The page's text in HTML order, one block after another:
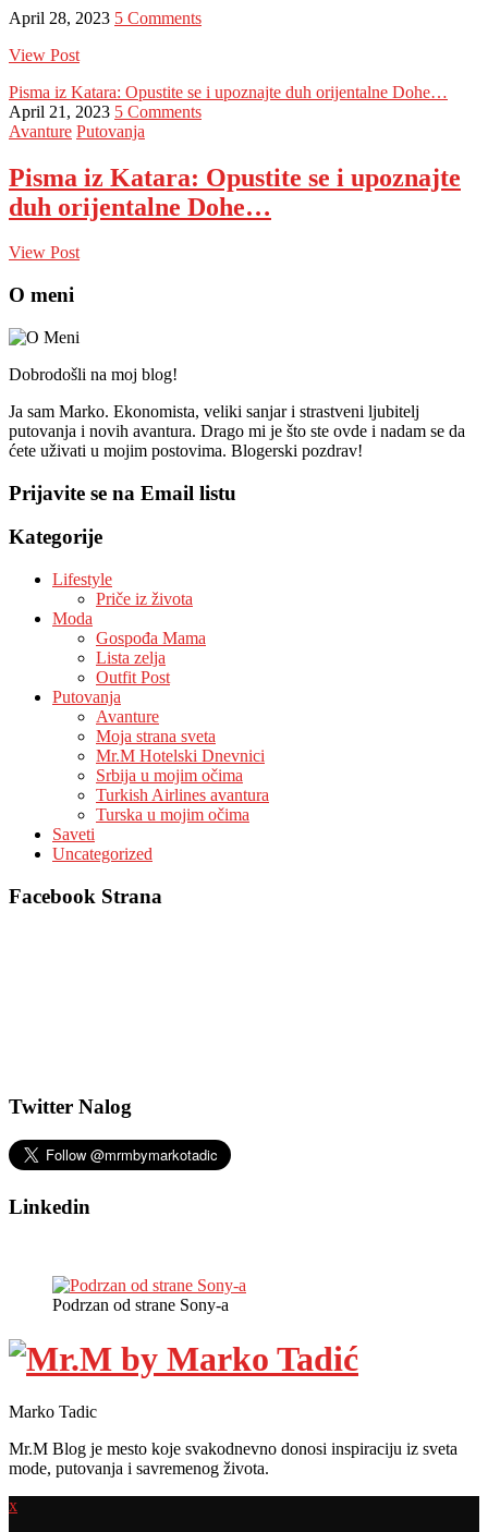
April 28, 2023 5 Comments
View Post
Pisma iz Katara: Opustite se i upoznajte duh orijentalne Dohe…
April 21, 2023 5 Comments
Avanture Putovanja
Pisma iz Katara: Opustite se i upoznajte
duh orijentalne Dohe…
View Post
O meni
Dobrodošli na moj blog!
Ja sam Marko. Ekonomista, veliki sanjar i strastveni ljubitelj
putovanja i novih avantura. Drago mi je što ste ovde i nadam se da
ćete uživati u mojim postovima. Blogerski pozdrav!
Prijavite se na Email listu
Kategorije
Lifestyle
Priče iz života
Moda
Gospođa Mama
Lista zelja
Outfit Post
Putovanja
Avanture
Moja strana sveta
Mr.M Hotelski Dnevnici
Srbija u mojim očima
Turkish Airlines avantura
Turska u mojim očima
Saveti
Uncategorized
Facebook Strana
Twitter Nalog
Linkedin
Podrzan od strane Sony-a
Marko Tadic
Mr.M Blog je mesto koje svakodnevno donosi inspiraciju iz sveta
mode, putovanja i savremenog života.
x